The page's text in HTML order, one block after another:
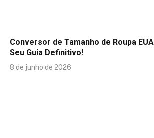
Conversor de Tamanho de Roupa
Seu Guia Definitivo!
8 de junho de 2026